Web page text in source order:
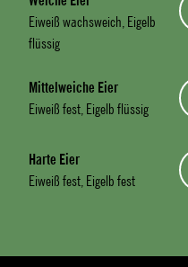
Eiweiß wachsweich, Eigelb
flüssig
Mittelweiche Eier
Eiweiß fest, Eigelb flüssig
Harte Eier
Eiweiß fest, Eigelb fest